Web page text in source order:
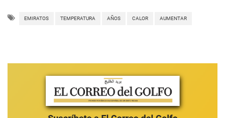
EMIRATOS TEMPERATURA AÑOS CALOR AUMENTAR